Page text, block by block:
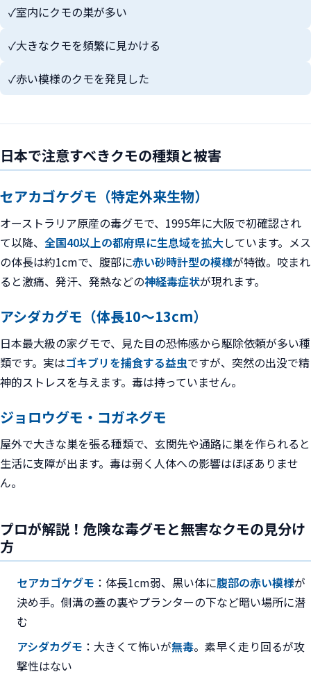
✓室内にクモの巣が多い
✓大きなクモを頻繁に見かける
✓赤い模様のクモを発見した
日本で注意すべきクモの種類と被害
セアカゴケグモ（特定外来生物）
オーストラリア原産の毒グモで、1995年に大阪で初確認され
て以降、 全国40以上の都府県に生息域を拡大しています。メス
の体長は約1cmで、腹部に赤い砂時計型の模様が特徴。咬まれ
ると激痛、発汗、発熱などの神経毒症状が現れます。
アシダカグモ（体長10〜13cm）
日本最大級の家グモで、見た目の恐怖感から駆除依頼が多い種
類です。実はゴキブリを捕食する益虫ですが、突然の出没で精
神的ストレスを与えます。毒は持っていません。
ジョロウグモ・コガネグモ
屋外で大きな巣を張る種類で、玄関先や通路に巣を作られると
生活に支障が出ます。毒は弱く人体への影響はほぼありませ
ん。
プロが解説！危険な毒グモと無害なクモの見分け
方
セアカゴケグモ ：体長1cm弱、黒い体に腹部の赤い模様が
決め手。側溝の蓋の裏やプランターの下など暗い場所に潜
む
アシダカグモ ：大きくて怖いが無毒。素早く走り回るが攻
撃性はない